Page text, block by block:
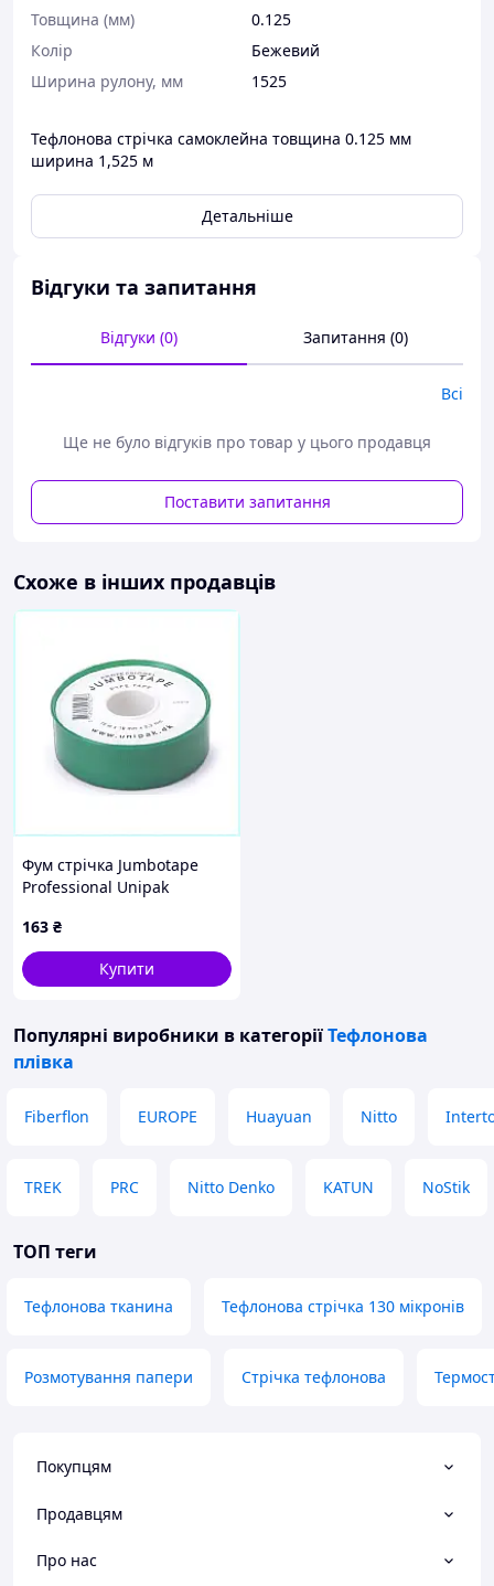
Товщина (мм)
0.125
Колір
Бежевий
Ширина рулону, мм
1525
Тефлонова стрічка самоклейна товщина 0.125 мм
ширина 1,525 м
Детальніше
Відгуки та запитання
Відгуки (0) Запитання (0)
Всі
Ще не було відгуків про товар у цього продавця
Поставити запитання
Схоже в інших продавців
Фум стрічка Jumbotape
Professional Unipak
3B306XC786
163 ₴
Купити
Популярні виробники в категоріїТефлонова
плівка
Fiberflon EUROPE Huayuan Nitto
TREK PRC Nitto Denko KATUN NoStik
ТОП теги
Тефлонова тканина Тефлонова стрічка 130 мікронів
Розмотування папери Стрічка тефлонова
Покупцям
Продавцям
Про нас